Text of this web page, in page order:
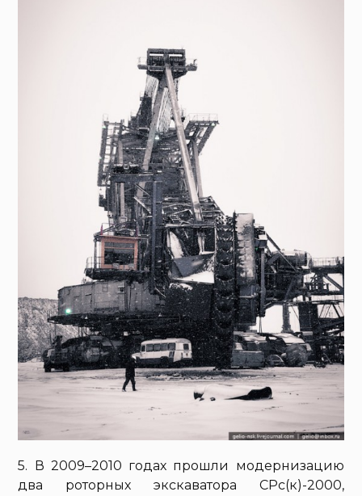
5. В 2009–2010 годах прошли модернизацию
два роторных экскаватора СРс(к)-2000,